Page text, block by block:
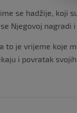
se hadžije, koji
Njegovoj nagradi
to je vrijeme koje
i povratak